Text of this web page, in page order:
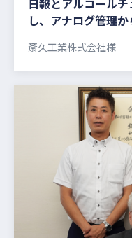
日報とアルコール
し、アナログ管理
斎久工業株式会社様